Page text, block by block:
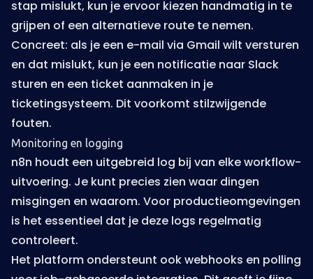
stap mislukt, kun je ervoor kiezen handmatig in te
grijpen of een alternatieve route te nemen.
Concreet: als je een e-mail via Gmail wilt versturen
en dat mislukt, kun je een notificatie naar Slack
sturen en een ticket aanmaken in je
ticketingsysteem. Dit voorkomt stilzwijgende
fouten.
Monitoring en logging
n8n houdt een uitgebreid log bij van elke workflow-
uitvoering. Je kunt precies zien waar dingen
misgingen en waarom. Voor productieomgevingen
is het essentieel dat je deze logs regelmatig
controleert.
Het platform ondersteunt ook webhooks en polling